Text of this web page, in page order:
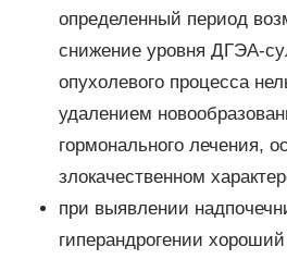
определенный период
снижение уровня ДГЭА-
опухолевого процесса
удалением
гормонального лечения,
злокачественном
при выявлении
гиперандрогении